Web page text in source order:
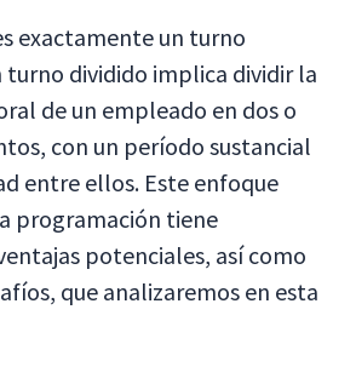
exactamente un turno
turno dividido implica dividir la
de un empleado en dos o
con un período sustancial
entre ellos. Este enfoque
programación tiene
potenciales, así como
que analizaremos en esta